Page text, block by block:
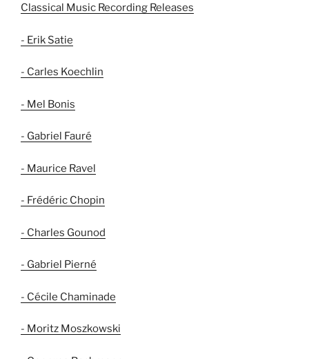
Classical Music Recording Releases
- Erik Satie
- Carles Koechlin
- Mel Bonis
- Gabriel Fauré
- Maurice Ravel
- Frédéric Chopin
- Charles Gounod
- Gabriel Pierné
- Cécile Chaminade
- Moritz Moszkowski